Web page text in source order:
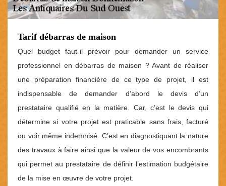
Tarif débarras de maison
Quel budget faut-il prévoir pour demander un service
professionnel en débarras de maison ? Avant de réaliser
une préparation financière de ce type de projet, il est
indispensable de demander d’abord le devis d’un
prestataire qualifié en la matière. Car, c’est le devis qui
détermine si votre projet est praticable sans frais, facturé
ou voir même indemnisé. C’est en diagnostiquant la nature
des travaux à faire ainsi que la valeur de vos encombrants
qui permet au prestataire de définir l’estimation budgétaire
de la mise en œuvre de votre projet.